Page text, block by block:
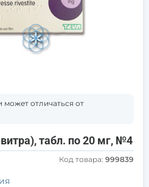
отличаться от
табл. по 20 мг, №4
Код товара: 999839